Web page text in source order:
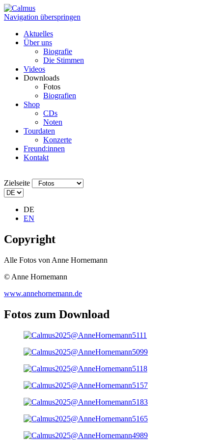
Navigation überspringen
Aktuelles
Über uns
Biografie
Die Stimmen
Videos
Downloads
Fotos
Biografien
Shop
CDs
Noten
Tourdaten
Konzerte
Freund:innen
Kontakt
Zielseite
DE
EN
Copyright
Alle Fotos von Anne Hornemann
© Anne Hornemann
www.annehornemann.de
Fotos zum Download